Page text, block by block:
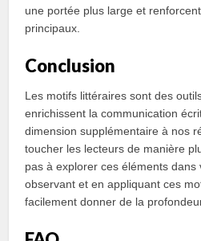
une portée plus large et
principaux.
Conclusion
Les motifs littéraires sont des
enrichissent la communication
dimension supplémentaire à nos
toucher les lecteurs de manière
pas à explorer ces éléments
observant et en appliquant ces
facilement donner de la